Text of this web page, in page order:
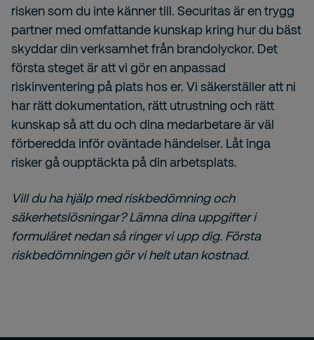
risken som du inte känner till. Securitas är en trygg
partner med omfattande kunskap kring hur du bäst
skyddar din verksamhet från brandolyckor. Det
första steget är att vi gör en anpassad
riskinventering på plats hos er. Vi säkerställer att ni
har rätt dokumentation, rätt utrustning och rätt
kunskap så att du och dina medarbetare är väl
förberedda inför oväntade händelser. Låt inga
risker gå oupptäckta på din arbetsplats.
Vill du ha hjälp med riskbedömning och
säkerhetslösningar? Lämna dina uppgifter i
formuläret nedan så ringer vi upp dig. Första
riskbedömningen gör vi helt utan kostnad.